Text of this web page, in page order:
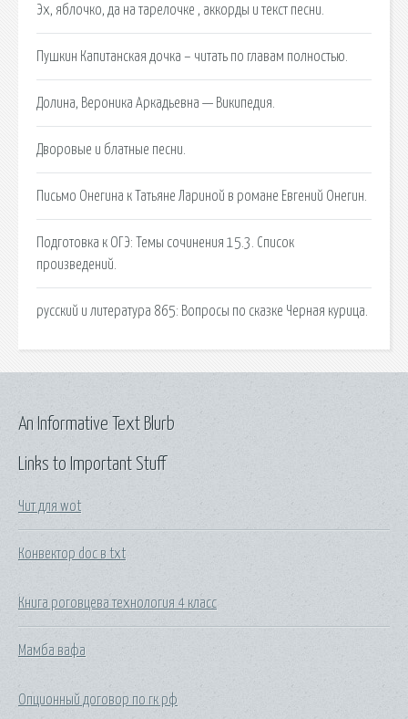
Эх, яблочко, да на тарелочке , аккорды и текст песни.
Пушкин Капитанская дочка – читать по главам полностью.
Долина, Вероника Аркадьевна — Википедия.
Дворовые и блатные песни.
Письмо Онегина к Татьяне Лариной в романе Евгений Онегин.
Подготовка к ОГЭ: Темы сочинения 15.3. Список
произведений.
русский и литература 865: Вопросы по сказке Черная курица.
Links to Important Stuff
Чит для wot
Конвектор doc в txt
Книга роговцева технология 4 класс
Мамба вафа
Опционный договор по гк рф
An Informative Text Blurb